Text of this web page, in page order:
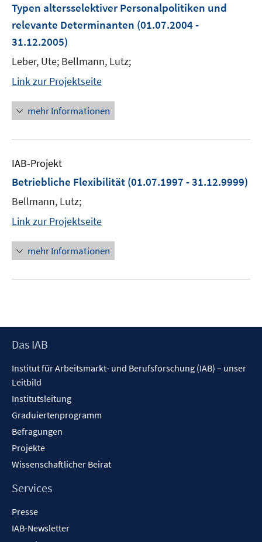
Typen altersselektiver Personalpolitiken und
relevante Determinanten (01.07.2004 -
31.12.2005)
Leber, Ute; Bellmann, Lutz;
Link zur Projektseite
mehr Informationen
IAB-Projekt
Betriebliche Flexibilität (01.07.1997 - 31.12.9999)
Bellmann, Lutz;
Link zur Projektseite
mehr Informationen
Footer
Das IAB
Institut für Arbeitsmarkt- und Berufsforschung (IAB) – unser
Leitbild
Institutsleitung
Graduiertenprogramm
Befragungen
Projekte
Wissenschaftlicher Beirat
Services
Presse
IAB-Newsletter